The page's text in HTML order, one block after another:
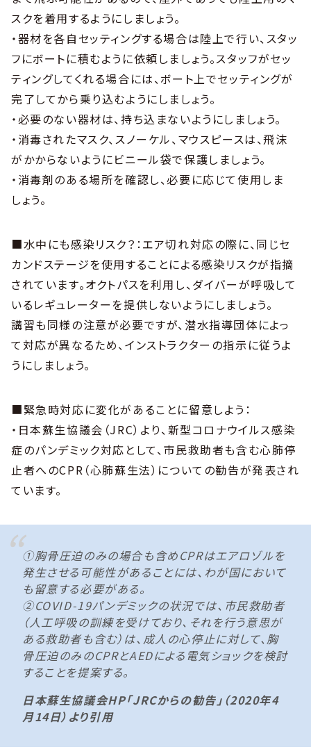
スクを着用するようにしましょう。
・器材を各自セッティングする場合は陸上で行い、スタッ
フにボートに積むように依頼しましょう。スタッフがセッ
ティングしてくれる場合には、ボート上でセッティングが
完了してから乗り込むようにしましょう。
・必要のない器材は、持ち込まないようにしましょう。
・消毒されたマスク、スノーケル、マウスピースは、飛沫
がかからないようにビニール袋で保護しましょう。
・消毒剤のある場所を確認し、必要に応じて使用しま
しょう。
■水中にも感染リスク？：エア切れ対応の際に、同じセ
カンドステージを使用することによる感染リスクが指摘
されています。オクトパスを利用し、ダイバーが呼吸して
いるレギュレーターを提供しないようにしましょう。
講習も同様の注意が必要ですが、潜水指導団体によっ
て対応が異なるため、インストラクターの指示に従うよ
うにしましょう。
■緊急時対応に変化があることに留意しよう：
・日本蘇生協議会（JRC）より、新型コロナウイルス感染
症のパンデミック対応として、市民救助者も含む心肺停
止者へのCPR（心肺蘇生法）についての勧告が発表され
ています。
①胸骨圧迫のみの場合も含めCPRはエアロゾルを
発生させる可能性があることには、わが国において
も留意する必要がある。
②COVID-19パンデミックの状況では、市民救助者
（人工呼吸の訓練を受けており、それを行う意思が
ある救助者も含む）は、成人の心停止に対して、胸
骨圧迫のみのCPRとAEDによる電気ショックを検討
することを提案する。
日本蘇生協議会HP「JRCからの勧告」（2020年4
月14日）より引用